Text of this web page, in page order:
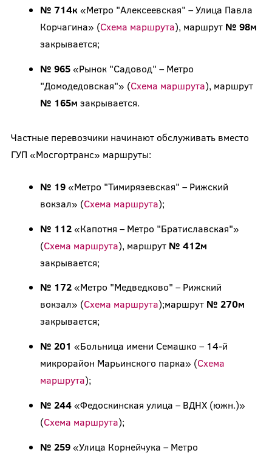
№ 714к«Метро "Алексеевская" – Улица Павла
Корчагина» (Схема маршрута), маршрут № 98м
закрывается;
№ 965«Рынок "Садовод" – Метро
"Домодедовская"» (Схема маршрута), маршрут
№ 165м закрывается.
Частные перевозчики начинают обслуживать вместо
ГУП «Мосгортранс» маршруты:
№ 19«Метро "Тимирязевская" – Рижский
вокзал» (Схема маршрута);
№ 112«Капотня – Метро "Братиславская"»
(Схема маршрута), маршрут № 412м
закрывается;
№ 172«Метро "Медведково" – Рижский
вокзал» (Схема маршрута);маршрут № 270м
закрывается;
№ 201 «Больница имени Семашко – 14-й
микрорайон Марьинского парка» (Схема
маршрута);
№ 244«Федоскинская улица – ВДНХ (южн.)»
(Схема маршрута);
№ 259«Улица Корнейчука – Метро